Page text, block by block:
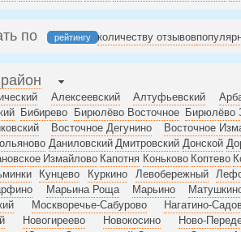
по рейтингу количеству отзывов
Алексеевский Алтуфьевский
Бибирево Бирюлёво Восточное Бирюлёво
Восточное Дегунино Восточное
Даниловский Дмитровский Донской
Измайлово Капотня Коньково Коптево
Кунцево Куркино Левобережный
Марьина Роща Марьино
Москворечье-Сабурово Нагатино-
Новогиреево Новокосино Ново-